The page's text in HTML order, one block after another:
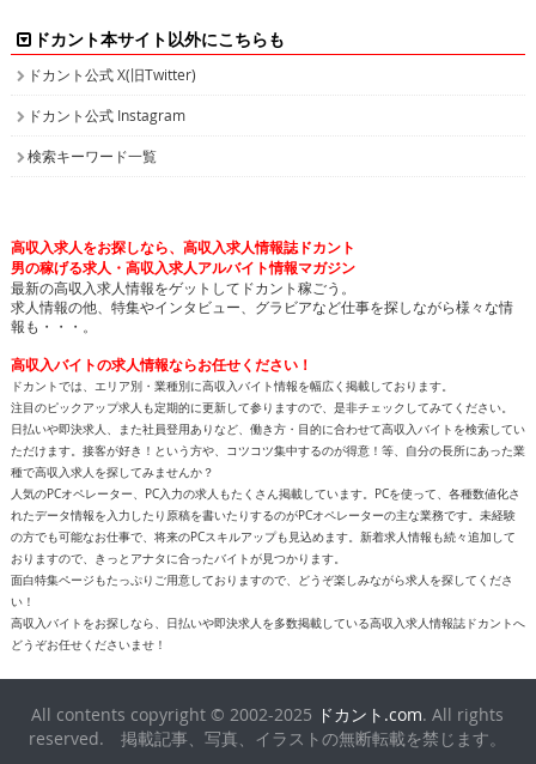
ドカント本サイト以外にこちらも
ドカント公式 X(旧Twitter)
ドカント公式 Instagram
検索キーワード一覧
高収入求人をお探しなら、高収入求人情報誌ドカント
男の稼げる求人・高収入求人アルバイト情報マガジン
最新の高収入求人情報をゲットしてドカント稼ごう。
求人情報の他、特集やインタビュー、グラビアなど仕事を探しながら様々な情
報も・・・。
高収入バイトの求人情報ならお任せください！
ドカントでは、エリア別・業種別に高収入バイト情報を幅広く掲載しております。
注目のピックアップ求人も定期的に更新して参りますので、是非チェックしてみてください。
日払いや即決求人、また社員登用ありなど、働き方・目的に合わせて高収入バイトを検索してい
ただけます。接客が好き！という方や、コツコツ集中するのが得意！等、自分の長所にあった業
種で高収入求人を探してみませんか？
人気のPCオペレーター、PC入力の求人もたくさん掲載しています。PCを使って、各種数値化さ
れたデータ情報を入力したり原稿を書いたりするのがPCオペレーターの主な業務です。未経験
の方でも可能なお仕事で、将来のPCスキルアップも見込めます。新着求人情報も続々追加して
おりますので、きっとアナタに合ったバイトが見つかります。
面白特集ページもたっぷりご用意しておりますので、どうぞ楽しみながら求人を探してくださ
い！
高収入バイトをお探しなら、日払いや即決求人を多数掲載している高収入求人情報誌ドカントへ
どうぞお任せくださいませ！
All contents copyright © 2002-2025 ドカント.com. All rights
reserved. 掲載記事、写真、イラストの無断転載を禁じます。